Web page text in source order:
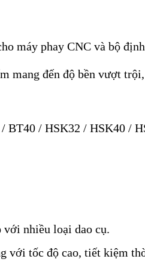
máy phay CNC và bộ
mang đến độ bền vượt
BT40 / HSK32 / HSK40 /
với nhiều loại dao cụ.
với tốc độ cao, tiết kiệm